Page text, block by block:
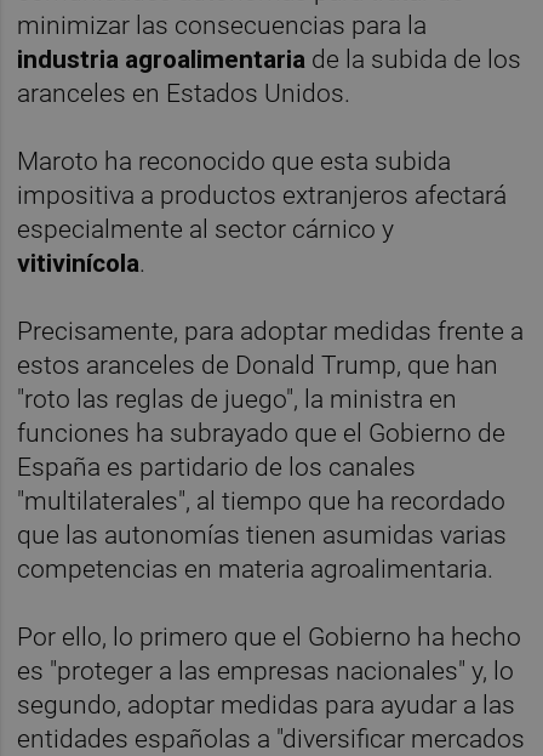
minimizar las consecuencias para la
industria agroalimentaria de la subida de los
aranceles en Estados Unidos.
Maroto ha reconocido que esta subida
impositiva a productos extranjeros afectará
especialmente al sector cárnico y
vitivinícola.
Precisamente, para adoptar medidas frente a
estos aranceles de Donald Trump, que han
"roto las reglas de juego", la ministra en
funciones ha subrayado que el Gobierno de
España es partidario de los canales
"multilaterales", al tiempo que ha recordado
que las autonomías tienen asumidas varias
competencias en materia agroalimentaria.
Por ello, lo primero que el Gobierno ha hecho
es "proteger a las empresas nacionales" y, lo
segundo, adoptar medidas para ayudar a las
entidades españolas a "diversificar mercados